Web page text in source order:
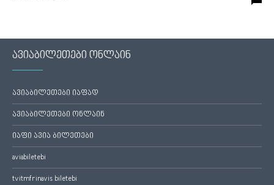
ავიაბილეთები ონლაინ
ავიაბილეთები იაფად
ავიაბილეთები ონლაინ
იაფი ავია ბილეთები
aviabiletebi
tvitmfrinavis biletebi